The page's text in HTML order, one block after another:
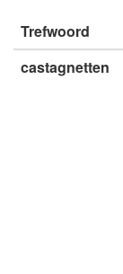
Trefwoord
castagnetten